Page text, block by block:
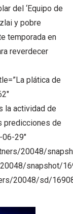
del ‘Equipo de
y pobre
temporada en
reverdecer
plática de
la actividad de
predicciones de
06-29″
20048/
snapshot/
20048/sd/